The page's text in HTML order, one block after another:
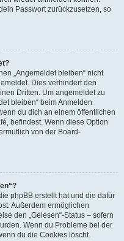
Passwort zurückzusetzen, so
„Angemeldet bleiben“ nicht
Dies verhindert den
Dritten. Um angemeldet zu
bleiben“ beim Anmelden
du dich an einem öffentlichen
befindest. Wenn diese Option
von der Board-
phpBB erstellt hat und die dafür
Außerdem ermöglichen
den „Gelesen“-Status – sofern
Wenn du Probleme bei der
du die Cookies löscht.